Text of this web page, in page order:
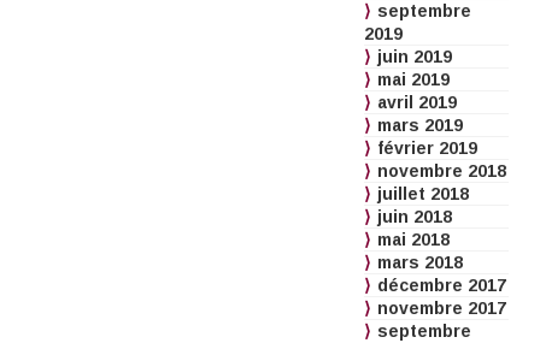
septembre
2019
juin 2019
mai 2019
avril 2019
mars 2019
février 2019
novembre 2018
juillet 2018
juin 2018
mai 2018
mars 2018
décembre 2017
novembre 2017
septembre